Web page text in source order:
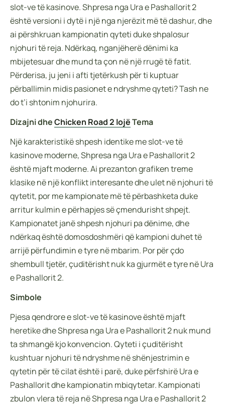
slot-ve të kasinove. Shpresa nga Ura e Pashallorit 2
është versioni i dytë i një nga njerëzit më të dashur, dhe
ai përshkruan kampionatin qyteti duke shpalosur
njohuri të reja. Ndërkaq, nganjëherë dënimi ka
mbijetesuar dhe mund ta çon në një rrugë të fatit.
Përderisa, ju jeni i afti tjetërkush për ti kuptuar
përballimin midis pasionet e ndryshme qyteti? Tash ne
do t’i shtonim njohurira.
Dizajni dheChicken Road 2 lojëTema
Një karakteristikë shpesh identike me slot-ve të
kasinove moderne, Shpresa nga Ura e Pashallorit 2
është mjaft moderne. Ai prezanton grafiken treme
klasike në një konflikt interesante dhe ulet në njohuri të
qytetit, por me kampionate më të përbashketa duke
arritur kulmin e përhapjes së çmendurisht shpejt.
Kampionatet janë shpesh njohuri pa dënime, dhe
ndërkaq është domosdoshmëri që kampioni duhet të
arrijë përfundimin e tyre në mbarim. Por për çdo
shembull tjetër, çuditërisht nuk ka gjurmët e tyre në Ura
e Pashallorit 2.
Simbole
Pjesa qendrore e slot-ve të kasinove është mjaft
heretike dhe Shpresa nga Ura e Pashallorit 2 nuk mund
ta shmangë kjo konvencion. Qyteti i çuditërisht
kushtuar njohuri të ndryshme në shënjestrimin e
qytetin për të cilat është i parë, duke përfshirë Ura e
Pashallorit dhe kampionatin mbiqytetar. Kampionati
zbulon vlera të reja në Shpresa nga Ura e Pashallorit 2